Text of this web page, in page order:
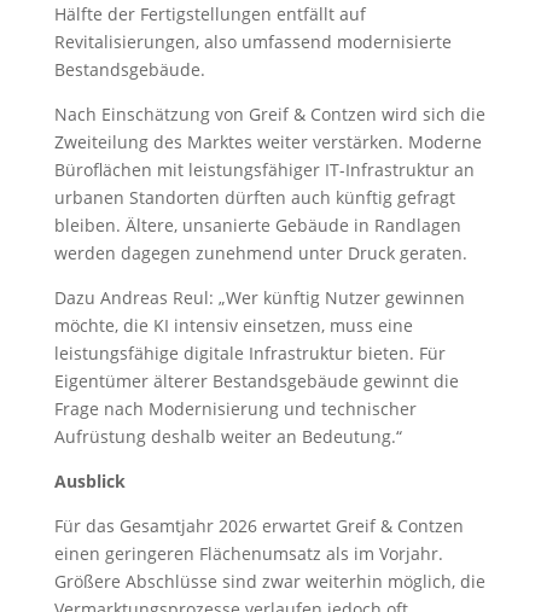
Hälfte der Fertigstellungen entfällt auf
Revitalisierungen, also umfassend modernisierte
Bestandsgebäude.
Nach Einschätzung von Greif & Contzen wird sich die
Zweiteilung des Marktes weiter verstärken. Moderne
Büroflächen mit leistungsfähiger IT-Infrastruktur an
urbanen Standorten dürften auch künftig gefragt
bleiben. Ältere, unsanierte Gebäude in Randlagen
werden dagegen zunehmend unter Druck geraten.
Dazu Andreas Reul: „Wer künftig Nutzer gewinnen
möchte, die KI intensiv einsetzen, muss eine
leistungsfähige digitale Infrastruktur bieten. Für
Eigentümer älterer Bestandsgebäude gewinnt die
Frage nach Modernisierung und technischer
Aufrüstung deshalb weiter an Bedeutung.“
Ausblick
Für das Gesamtjahr 2026 erwartet Greif & Contzen
einen geringeren Flächenumsatz als im Vorjahr.
Größere Abschlüsse sind zwar weiterhin möglich, die